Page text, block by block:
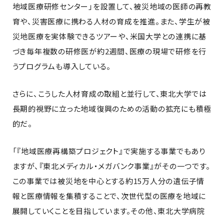
地域医療研修センター」を設置して、被災地域の医師の再教
育や、災害医療に携わる人材の育成を推進。また、学生が被
災地医療を実体験できるツアーや、米国大学との連携に基
づき毎年複数の研修医が約2週間、医療の現場で研修を行
うプログラムも導入している。
さらに、こうした人材育成の取組と並行して、東北大学では
長期的視野に立った地域復興のための活動の拡充にも積極
的だ。
「『地域医療再構築プロジェクト』で実施する事業でもあり
ますが、『東北メディカル・メガバンク事業』がその一つです。
この事業では被災地を中心とする約15万人分の遺伝子情
報と医療情報を集積することで、次世代型の医療を地域に
展開していくことを目指しています。その他、東北大学病院